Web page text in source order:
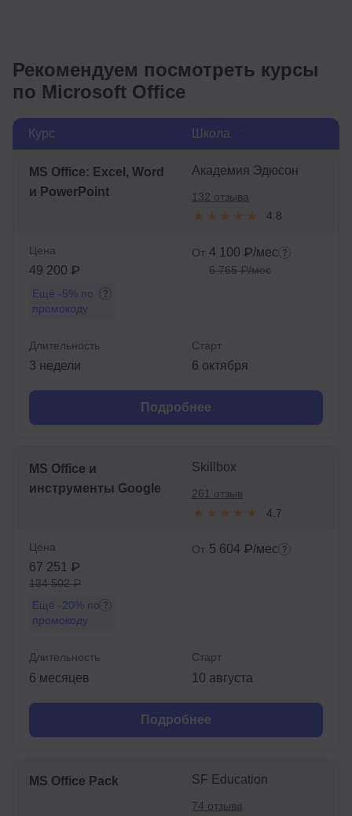
Рекомендуем посмотреть курсы
по Microsoft Office
Курс Школа
MS Office: Excel, Word
и PowerPoint
Академия Эдюсон
4.8
132 отзыва
Цена
49 200 ₽
Ещё -5% по
промокоду
От 4 100 ₽/мес
6 765 ₽/мес
Длительность
3 недели
Старт
6 октября
Подробнее
MS Office и
инструменты Google
Skillbox
4.7
261 отзыв
Цена
67 251 ₽
134 502 ₽
Ещё -20% по
промокоду
От 5 604 ₽/мес
Длительность
6 месяцев
Старт
10 августа
Подробнее
MS Office Pack SF Education
74 отзыва